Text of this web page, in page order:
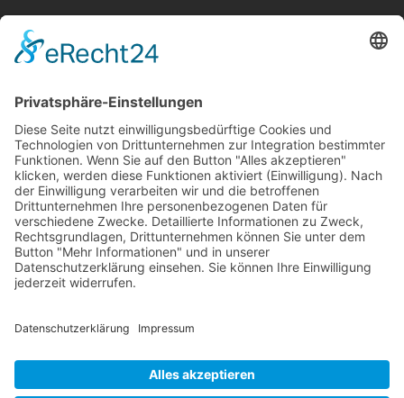
RLSO Minikalender
August 2026
Mo Di Mi Do Fr Sa
So
3127 28 29 30 31 1
2
3310 11 12
26 27 28